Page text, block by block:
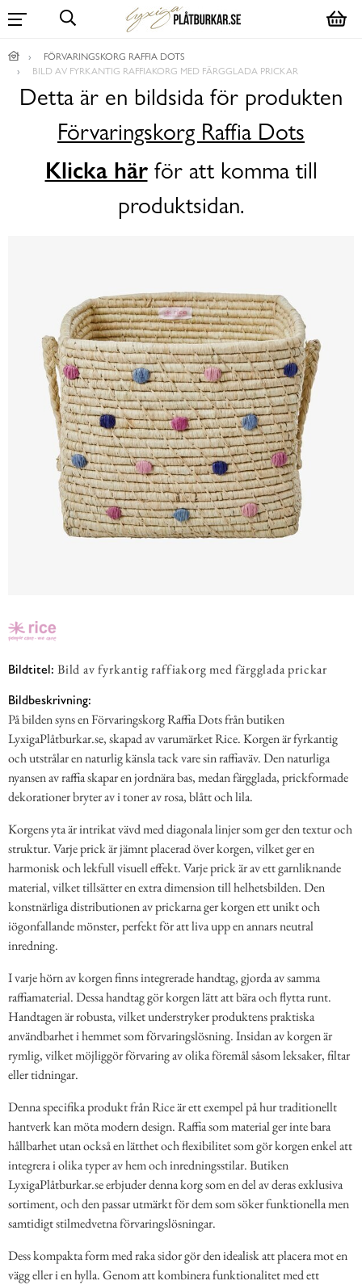
FÖRVARINGSKORG RAFFIA DOTS
BILD AV FYRKANTIG RAFFIAKORG MED FÄRGGLADA PRICKAR
Detta är en bildsida för produkten
Förvaringskorg Raffia Dots
Klicka härför att komma till
produktsidan.
Bildtitel: Bild av fyrkantig raffiakorg med färgglada prickar
Bildbeskrivning:
På bilden syns en Förvaringskorg Raffia Dots från butiken
LyxigaPlåtburkar.se, skapad av varumärket Rice. Korgen är fyrkantig
och utstrålar en naturlig känsla tack vare sin raffiaväv. Den naturliga
nyansen av raffia skapar en jordnära bas, medan färgglada, prickformade
dekorationer bryter av i toner av rosa, blått och lila.
Korgens yta är intrikat vävd med diagonala linjer som ger den textur och
struktur. Varje prick är jämnt placerad över korgen, vilket ger en
harmonisk och lekfull visuell effekt. Varje prick är av ett garnliknande
material, vilket tillsätter en extra dimension till helhetsbilden. Den
konstnärliga distributionen av prickarna ger korgen ett unikt och
iögonfallande mönster, perfekt för att liva upp en annars neutral
inredning.
I varje hörn av korgen finns integrerade handtag, gjorda av samma
raffiamaterial. Dessa handtag gör korgen lätt att bära och flytta runt.
Handtagen är robusta, vilket understryker produktens praktiska
användbarhet i hemmet som förvaringslösning. Insidan av korgen är
rymlig, vilket möjliggör förvaring av olika föremål såsom leksaker, filtar
eller tidningar.
Denna specifika produkt från Rice är ett exempel på hur traditionellt
hantverk kan möta modern design. Raffia som material ger inte bara
hållbarhet utan också en lätthet och flexibilitet som gör korgen enkel att
integrera i olika typer av hem och inredningsstilar. Butiken
LyxigaPlåtburkar.se erbjuder denna korg som en del av deras exklusiva
sortiment, och den passar utmärkt för dem som söker funktionella men
samtidigt stilmedvetna förvaringslösningar.
Dess kompakta form med raka sidor gör den idealisk att placera mot en
vägg eller i en hylla. Genom att kombinera funktionalitet med ett